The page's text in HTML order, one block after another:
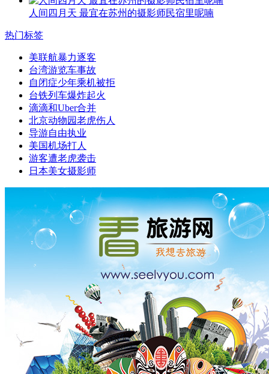
人间四月天 最宜在苏州的摄影师民宿里呢喃
热门标签
美联航暴力逐客
台湾游览车事故
自闭症少年乘机被拒
台铁列车爆炸起火
滴滴和Uber合并
北京动物园老虎伤人
导游自由执业
美国机场打人
游客遭老虎袭击
日本美女摄影师